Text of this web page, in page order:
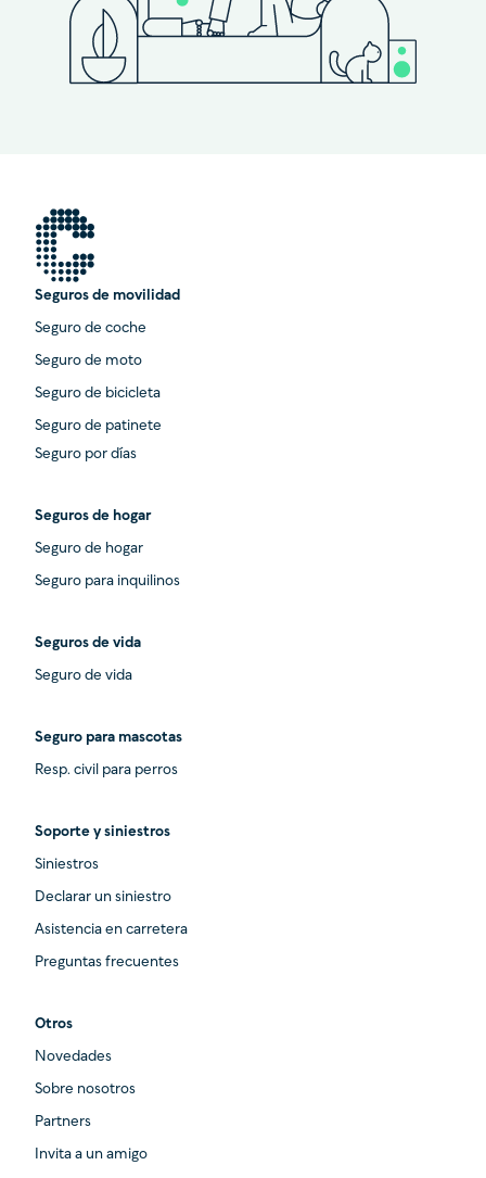
Seguros de movilidad
Seguro de coche
Seguro de moto
Seguro de bicicleta
Seguro de patinete
Seguro por días
Seguros de hogar
Seguro de hogar
Seguro para inquilinos
Seguros de vida
Seguro de vida
Seguro para mascotas
Resp. civil para perros
Soporte y siniestros
Siniestros
Declarar un siniestro
Asistencia en carretera
Preguntas frecuentes
Otros
Novedades
Sobre nosotros
Partners
Invita a un amigo